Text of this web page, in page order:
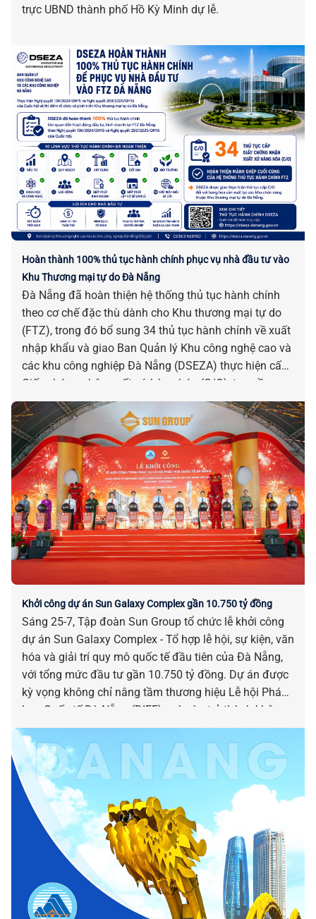
trực UBND thành phố Hồ Kỳ Minh dự lễ.
Hoàn thành 100% thủ tục hành chính phục vụ nhà đầu tư vào
Khu Thương mại tự do Đà Nẵng
Đà Nẵng đã hoàn thiện hệ thống thủ tục hành chính
theo cơ chế đặc thù dành cho Khu thương mại tự do
(FTZ), trong đó bổ sung 34 thủ tục hành chính về xuất
nhập khẩu và giao Ban Quản lý Khu công nghệ cao và
các khu công nghiệp Đà Nẵng (DSEZA) thực hiện cấp
Giấy chứng nhận xuất xứ hàng hóa (C/O), tạo nền
tảng sẵn sàng đưa FTZ vào vận hành, nâng cao hiệu
quả thu hút đầu tư và phát triển thương mại quốc tế.
Khởi công dự án Sun Galaxy Complex gần 10.750 tỷ đồng
Sáng 25-7, Tập đoàn Sun Group tổ chức lễ khởi công
dự án Sun Galaxy Complex - Tổ hợp lễ hội, sự kiện, văn
hóa và giải trí quy mô quốc tế đầu tiên của Đà Nẵng,
với tổng mức đầu tư gần 10.750 tỷ đồng. Dự án được
kỳ vọng không chỉ nâng tầm thương hiệu Lễ hội Pháo
hoa Quốc tế Đà Nẵng (DIFF), mà còn trở thành không
gian của các lễ hội, sự kiện và show diễn đẳng cấp
quốc tế của thành phố bên sông Hàn.